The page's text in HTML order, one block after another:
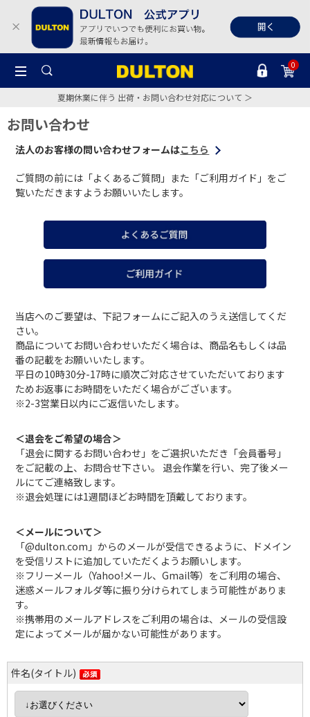
0
夏期休業に伴う 出荷・お問い合わせ対応について ＞
お問い合わせ
法人のお客様の問い合わせフォームはこちら
ご質問の前には「よくあるご質問」また「ご利用ガイド」をご
覧いただきますようお願いいたします。
当店へのご要望は、下記フォームにご記入のうえ送信してくだ
さい。
商品についてお問い合わせいただく場合は、商品名もしくは品
番の記載をお願いいたします。
平日の10時30分-17時に順次ご対応させていただいております
ためお返事にお時間をいただく場合がございます。
※2-3営業日以内にご返信いたします。
＜退会をご希望の場合＞
「退会に関するお問い合わせ」をご選択いただき「会員番号」
をご記載の上、お問合せ下さい。 退会作業を行い、完了後メー
ルにてご連絡致します。
※退会処理には1週間ほどお時間を頂戴しております。
＜メールについて＞
「@dulton.com」からのメールが受信できるように、ドメイン
を受信リストに追加していただくようお願いします。
※フリーメール（Yahoo!メール、Gmail等）をご利用の場合、
迷惑メールフォルダ等に振り分けられてしまう可能性がありま
す。
※携帯用のメールアドレスをご利用の場合は、メールの受信設
定によってメールが届かない可能性があります。
件名(タイトル)